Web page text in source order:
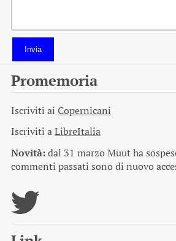
Invia
Promemoria
Iscriviti ai Copernicani
Iscriviti aLibreItalia
Novità:dal 31 marzo Muut ha
commenti passati sono di nuovo